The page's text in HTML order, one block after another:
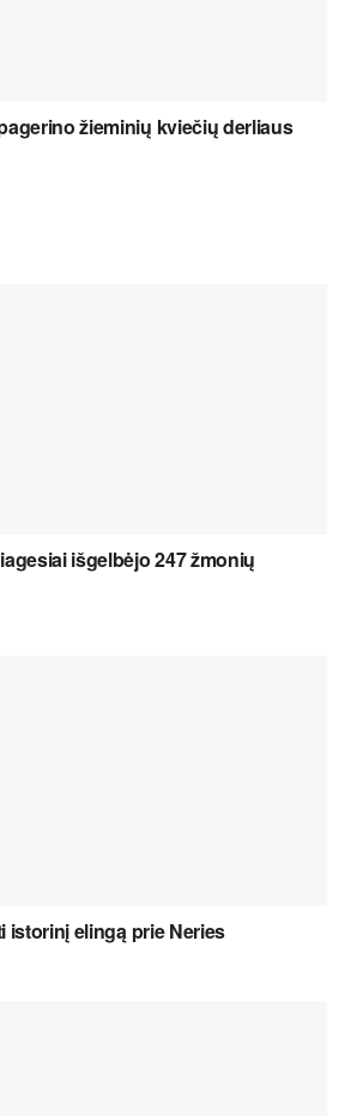
žieminių kviečių derliaus
išgelbėjo 247 žmonių
istorinį elingą prie Neries